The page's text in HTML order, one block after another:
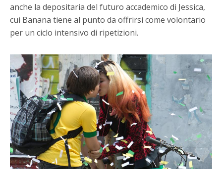
anche la depositaria del futuro accademico di Jessica,
cui Banana tiene al punto da offrirsi come volontario
per un ciclo intensivo di ripetizioni.